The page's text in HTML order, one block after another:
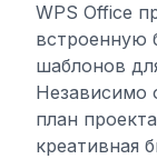
WPS Office
встроенную
шаблонов
Независимо
план
креативная